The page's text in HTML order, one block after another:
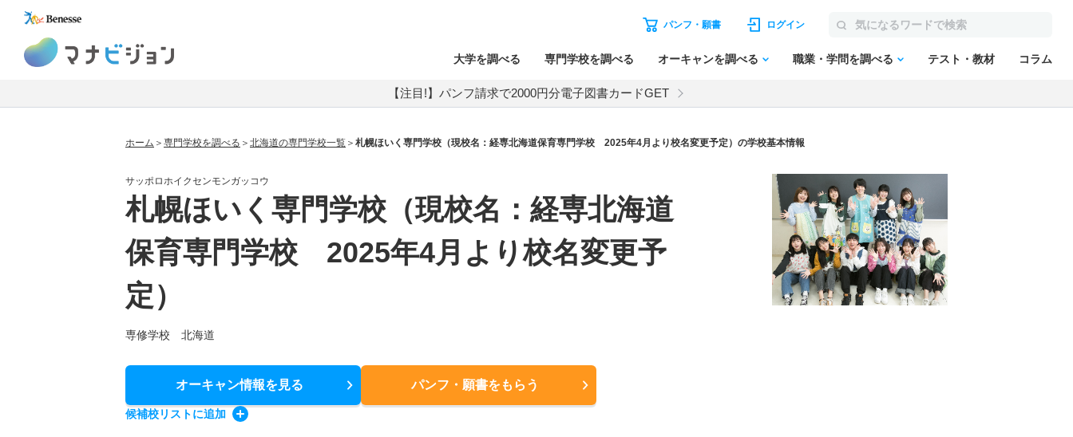
パンフ・願書 ログイン
大学を調べる 専門学校を調べる オーキャンを調べる 職業・学問を調べる テスト・教材 コラム
【注目!】パンフ請求で2000円分電子図書カードGET
ホーム 専門学校を調べる 北海道の専門学校一覧 札幌ほいく専門学校（現校名：経専北海道保育専門学校 2025年4月より校名変更予定）の学校基本情報
サッポロホイクセンモンガッコウ
札幌ほいく専門学校（現校名：経専北海道
保育専門学校 2025年4月より校名変更予
定）
専修学校 北海道
オーキャン情報を見る パンフ・願書をもらう
候補校リストに追加